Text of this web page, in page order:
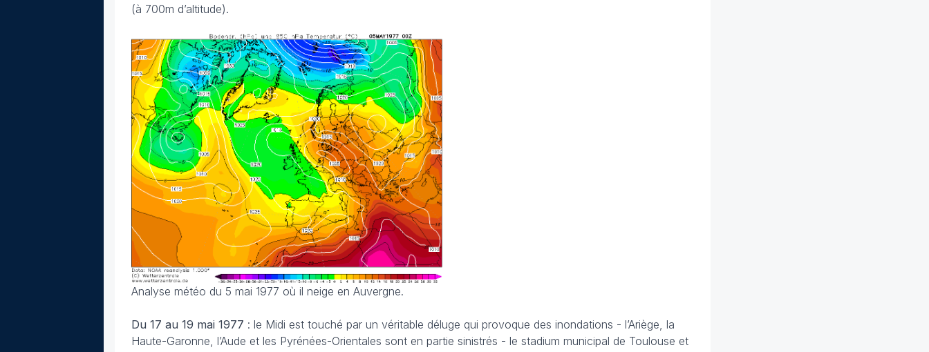
(à 700m d’altitude).
Analyse météo du 5 mai 1977 où il neige en Auvergne.
Du 17 au 19 mai 1977 : le Midi est touché par un véritable déluge qui provoque des inondations - l’Ariège, la
Haute-Garonne, l’Aude et les Pyrénées-Orientales sont en partie sinistrés - le stadium municipal de Toulouse et